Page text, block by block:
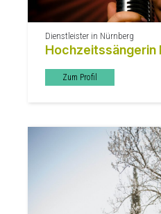
Dienstleister in Nürnberg
Hochzeitssängerin
Zum Profil